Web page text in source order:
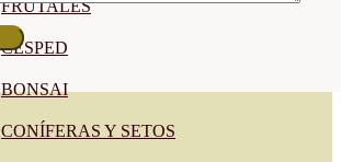
FRUTALES
CÉSPED
BONSAI
CONÍFERAS Y SETOS